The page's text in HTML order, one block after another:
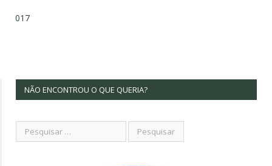
017
NÃO ENCONTROU O QUE QUERIA?